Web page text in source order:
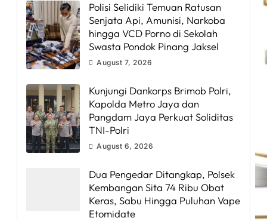
Polisi Selidiki Temuan Ratusan
Senjata Api, Amunisi, Narkoba
hingga VCD Porno di Sekolah
Swasta Pondok Pinang Jaksel
August 7, 2026
Kunjungi Dankorps Brimob Polri,
Kapolda Metro Jaya dan
Pangdam Jaya Perkuat Soliditas
TNI-Polri
August 6, 2026
Dua Pengedar Ditangkap, Polsek
Kembangan Sita 74 Ribu Obat
Keras, Sabu Hingga Puluhan Vape
Etomidate